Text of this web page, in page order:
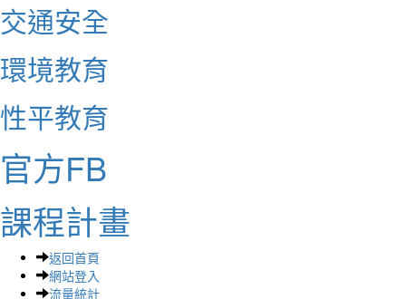
交通安全
環境教育
性平教育
官方FB
課程計畫
返回首頁
網站登入
流量統計